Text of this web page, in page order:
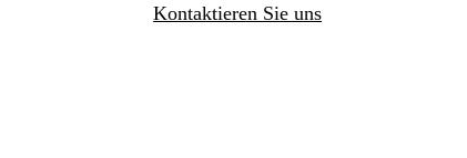
Kontaktieren Sie uns